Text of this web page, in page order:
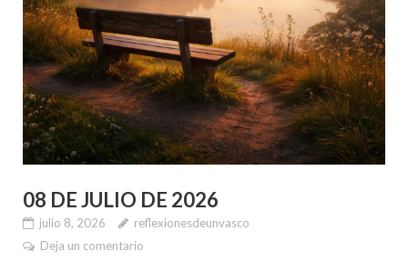
08 DE JULIO DE 2026
julio 8, 2026
reflexionesdeunvasco
Deja un comentario